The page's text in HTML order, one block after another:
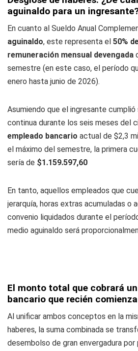
aguinaldo para un
En cuanto al Sueldo Anual
aguinaldo, este representa el 50%
remuneración mensual devengada
semestre (en este caso, el período
enero hasta junio de 2026).
Asumiendo que el ingresante
continua durante los seis meses del
empleado bancario actual de $2,3
el máximo del semestre, la primera
sería de $1.159.597,60
En tanto, aquellos empleados que
jerarquía, horas extras acumuladas o
convenio liquidados durante el
medio aguinaldo será
El monto total que cobrará
bancario que recién comienza
Al unificar ambos conceptos en la
haberes, la suma combinada se
desembolso de gran envergadura por